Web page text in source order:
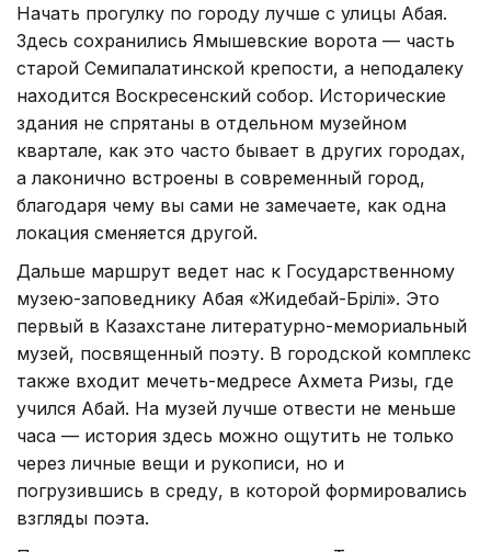
Начать прогулку по городу лучше с улицы Абая.
Здесь сохранились Ямышевские ворота — часть
старой Семипалатинской крепости, а неподалеку
находится Воскресенский собор. Исторические
здания не спрятаны в отдельном музейном
квартале, как это часто бывает в других городах,
а лаконично встроены в современный город,
благодаря чему вы сами не замечаете, как одна
локация сменяется другой.
Дальше маршрут ведет нас к Государственному
музею-заповеднику Абая «Жидебай-Бөрілі». Это
первый в Казахстане литературно-мемориальный
музей, посвященный поэту. В городской комплекс
также входит мечеть-медресе Ахмета Ризы, где
учился Абай. На музей лучше отвести не меньше
часа — история здесь можно ощутить не только
через личные вещи и рукописи, но и
погрузившись в среду, в которой формировались
взгляды поэта.